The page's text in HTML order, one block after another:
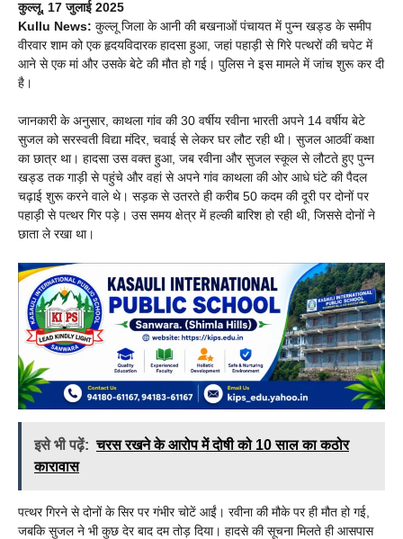
कुल्लू, 17 जुलाई 2025
Kullu News: कुल्लू जिला के आनी की बखनाओं पंचायत में पुन्न खड्ड के समीप
वीरवार शाम को एक हृदयविदारक हादसा हुआ, जहां पहाड़ी से गिरे पत्थरों की चपेट में
आने से एक मां और उसके बेटे की मौत हो गई। पुलिस ने इस मामले में जांच शुरू कर दी
है।
जानकारी के अनुसार, काथला गांव की 30 वर्षीय रवीना भारती अपने 14 वर्षीय बेटे
सुजल को सरस्वती विद्या मंदिर, चवाई से लेकर घर लौट रही थी। सुजल आठवीं कक्षा
का छात्र था। हादसा उस वक्त हुआ, जब रवीना और सुजल स्कूल से लौटते हुए पुन्न
खड्ड तक गाड़ी से पहुंचे और वहां से अपने गांव काथला की ओर आधे घंटे की पैदल
चढ़ाई शुरू करने वाले थे। सड़क से उतरते ही करीब 50 कदम की दूरी पर दोनों पर
पहाड़ी से पत्थर गिर पड़े। उस समय क्षेत्र में हल्की बारिश हो रही थी, जिससे दोनों ने
छाता ले रखा था।
इसे भी पढ़ें: चरस रखने के आरोप में दोषी को 10 साल का कठोर
कारावास
पत्थर गिरने से दोनों के सिर पर गंभीर चोटें आईं। रवीना की मौके पर ही मौत हो गई,
जबकि सुजल ने भी कुछ देर बाद दम तोड़ दिया। हादसे की सूचना मिलते ही आसपास